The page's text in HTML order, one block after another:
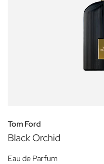
Tom Ford
Black Orchid
Eau de Parfum